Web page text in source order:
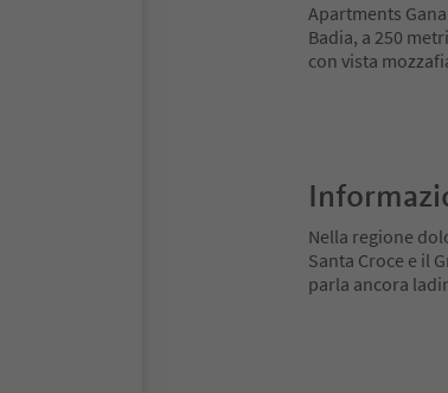
Apartments
Badia, a 250
con vista
Nella regione
Santa Croce e il
parla ancora